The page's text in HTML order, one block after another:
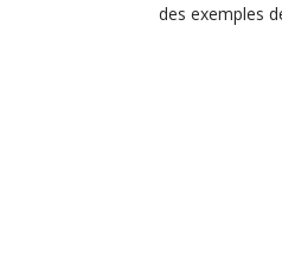
des exemples